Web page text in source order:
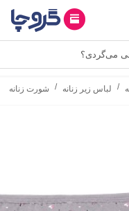
می‌گردی؟
/ لباس زیر زنانه / شورت زنانه